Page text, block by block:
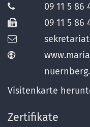
09 11 5 86
09 11 5 86
Visitenkarte
Zertifikate